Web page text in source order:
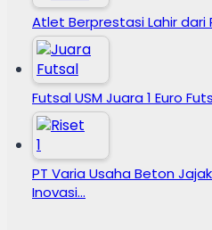
Atlet Berprestasi Lahir dari
Futsal USM Juara 1 Euro
PT Varia Usaha Beton
Inovasi…